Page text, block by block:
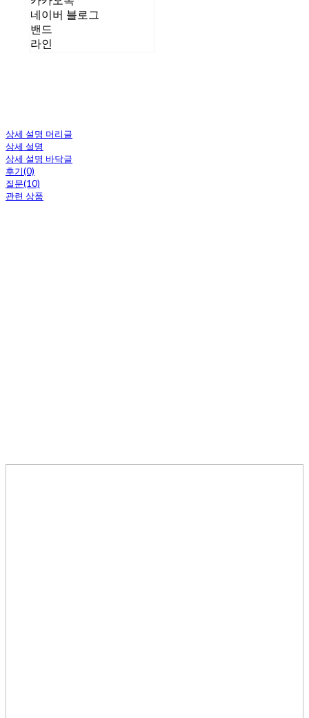
네이버 블로그
밴드
라인
상세 설명 머리글
상세 설명
상세 설명 바닥글
후기(0)
질문(10)
관련 상품